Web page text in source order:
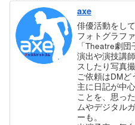
axe
俳優活動をし
フォトグラフ
「Theatre劇団
演出や演技講
スしたり写真撮
ご依頼はDMど
主に日記が中
ことを、思っ
ムやデジタル
ーも。